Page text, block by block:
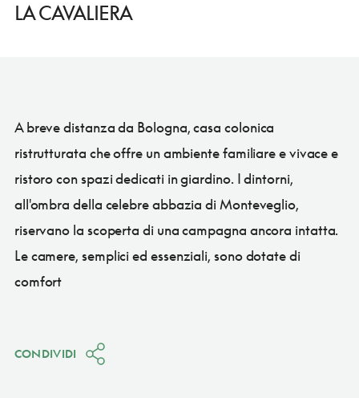
LA CAVALIERA
A breve distanza da Bologna, casa colonica
ristrutturata che offre un ambiente familiare e vivace e
ristoro con spazi dedicati in giardino. I dintorni,
all'ombra della celebre abbazia di Monteveglio,
riservano la scoperta di una campagna ancora intatta.
Le camere, semplici ed essenziali, sono dotate di
comfort
CONDIVIDI